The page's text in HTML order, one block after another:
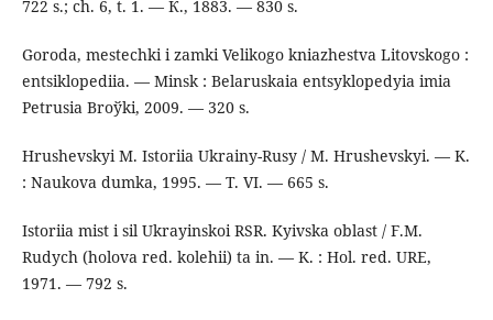
722 s.; ch. 6, t. 1. — К., 1883. — 830 s.
Goroda, mestechki i zamki Velikogo kniazhestva Litovskogo :
entsiklopediia. — Minsk : Belaruskaia entsyklopedyia іmia
Petrusia Broўkі, 2009. — 320 s.
Hrushevskyi M. Istoriia Ukrainy-Rusy / M. Hrushevskyi. — K.
: Naukova dumka, 1995. — T. VI. — 665 s.
Istoriia mist i sil Ukrayinskoi RSR. Kyivska oblast / F.M.
Rudych (holova red. kolehii) ta in. — K. : Hol. red. URE,
1971. — 792 s.